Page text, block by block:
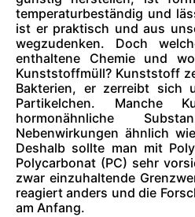
temperaturbeständig und
ist er praktisch und aus
wegzudenken. Doch
enthaltene Chemie und
Kunststoffmüll? Kunststoff
Bakterien, er zerreibt sich
Partikelchen. Manche
hormonähnliche
Nebenwirkungen ähnlich
Deshalb sollte man mit
Polycarbonat (PC) sehr
zwar einzuhaltende
reagiert anders und die
am Anfang.